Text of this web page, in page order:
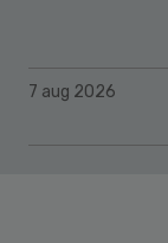
7 aug 2026